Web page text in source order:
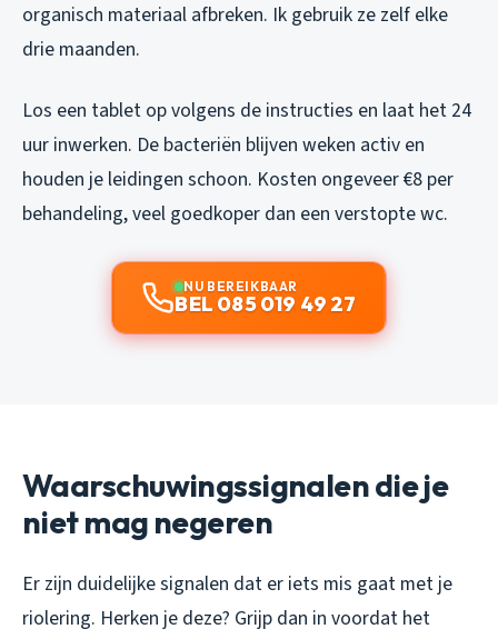
organisch materiaal afbreken. Ik gebruik ze zelf elke
drie maanden.
Los een tablet op volgens de instructies en laat het 24
uur inwerken. De bacteriën blijven weken activ en
houden je leidingen schoon. Kosten ongeveer €8 per
behandeling, veel goedkoper dan een verstopte wc.
NU BEREIKBAAR
BEL 085 019 49 27
Waarschuwingssignalen die je
niet mag negeren
Er zijn duidelijke signalen dat er iets mis gaat met je
riolering. Herken je deze? Grijp dan in voordat het